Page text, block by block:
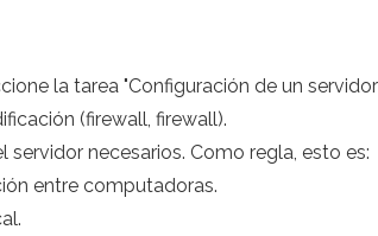
la tarea "Configuración de un
(firewall, firewall).
necesarios. Como regla, esto es:
entre computadoras.